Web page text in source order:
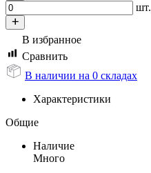
шт.
В избранное
Сравнить
В наличии на 0 складах
Характеристики
Общие
Наличие
Много